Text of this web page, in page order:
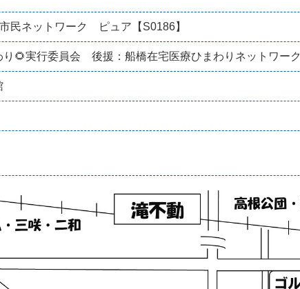
民ネットワーク ピュア【S0186】
り🌻実行委員会 後援：船橋在宅医療ひまわりネットワーク